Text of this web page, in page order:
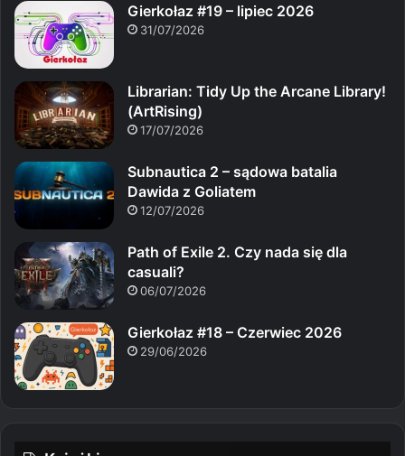
Gierkołaz #19 – lipiec 2026
31/07/2026
Librarian: Tidy Up the Arcane Library!
(ArtRising)
17/07/2026
Subnautica 2 – sądowa batalia
Dawida z Goliatem
12/07/2026
Path of Exile 2. Czy nada się dla
casuali?
06/07/2026
Gierkołaz #18 – Czerwiec 2026
29/06/2026